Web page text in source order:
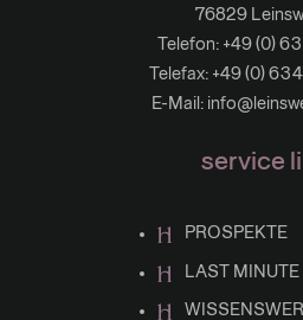
76829
Telefon: +49 (0)
Telefax: +49 (0)
E-Mail:
service
PROSPEKTE
LAST MINUTE